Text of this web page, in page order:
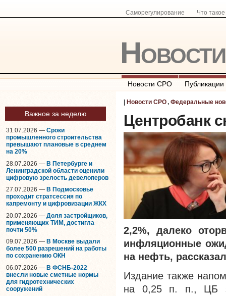
Саморегулирование Что
Новости СРО Публикации
Важное за неделю
31.07.2026 — Сроки
промышленного строительства
превышают плановые в среднем
на 20%
28.07.2026 — В Петербурге и
Ленинградской области оценили
цифровую зрелость девелоперов
27.07.2026 — В Подмосковье
проходит стратсессия по
капремонту и цифровизации ЖКХ
20.07.2026 — Доля застройщиков,
применяющих ТИМ, достигла
почти 50%
09.07.2026 — В Москве выдали
более 500 разрешений на работы
по сохранению ОКН
06.07.2026 — В ФСНБ-2022
внесли новые сметные нормы
для гидротехнических
сооружений
Новости СРО, Федеральные
Центробанк
2,2%, далеко
инфляционные
на нефть,
Издание также
на 0,25 п. п., ЦБ